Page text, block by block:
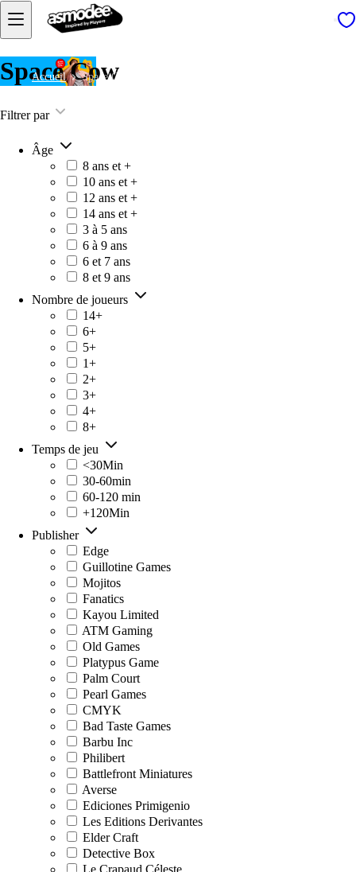
Accueil Space Cow
Space Cow
Filtrer par
Âge
8 ans et +
10 ans et +
12 ans et +
14 ans et +
3 à 5 ans
6 à 9 ans
6 et 7 ans
8 et 9 ans
Nombre de joueurs
14+
6+
5+
1+
2+
3+
4+
8+
Temps de jeu
<30Min
30-60min
60-120 min
+120Min
Publisher
Edge
Guillotine Games
Mojitos
Fanatics
Kayou Limited
ATM Gaming
Old Games
Platypus Game
Palm Court
Pearl Games
CMYK
Bad Taste Games
Barbu Inc
Philibert
Battlefront Miniatures
Averse
Ediciones Primigenio
Les Editions Derivantes
Elder Craft
Detective Box
Le Crapaud Céleste